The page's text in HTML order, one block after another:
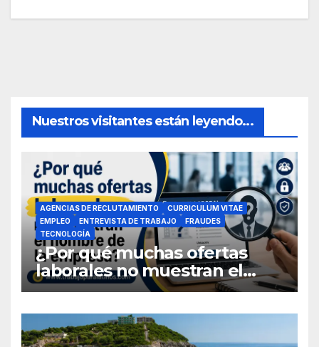
Nuestros visitantes están leyendo...
AGENCIAS DE RECLUTAMIENTO
CURRICULUM VITAE
EMPLEO
ENTREVISTA DE TRABAJO
FRAUDES
TECNOLOGÍA
¿Por qué muchas ofertas
laborales no muestran el
nombre de la empresa?